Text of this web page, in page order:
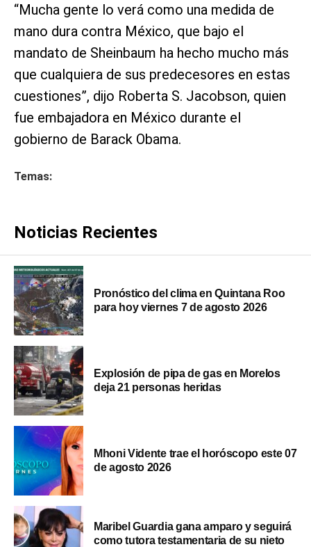
“Mucha gente lo verá como una medida de
mano dura contra México, que bajo el
mandato de Sheinbaum ha hecho mucho más
que cualquiera de sus predecesores en estas
cuestiones”, dijo Roberta S. Jacobson, quien
fue embajadora en México durante el
gobierno de Barack Obama.
Temas:
Noticias Recientes
Pronóstico del clima en Quintana Roo
para hoy viernes 7 de agosto 2026
Explosión de pipa de gas en Morelos
deja 21 personas heridas
Mhoni Vidente trae el horóscopo este 07
de agosto 2026
Maribel Guardia gana amparo y seguirá
como tutora testamentaria de su nieto